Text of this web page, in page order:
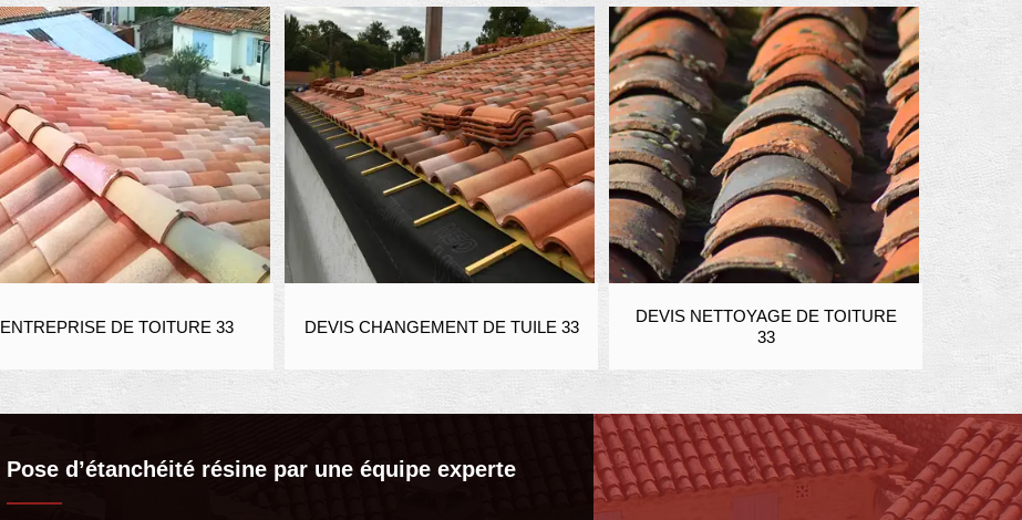
ENTREPRISE DE TOITURE 33 DEVIS CHANGEMENT DE TUILE 33
DEVIS NETTOYAGE DE TOITURE
33
Pose d’étanchéité résine par une équipe experte